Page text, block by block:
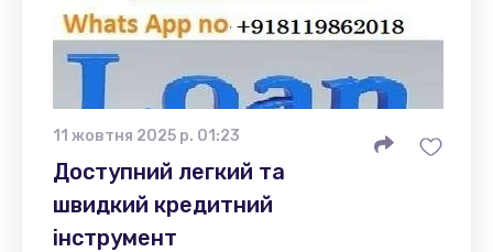
11 жовтня 2025 р. 01:23
Доступний легкий та
швидкий кредитний
інструмент